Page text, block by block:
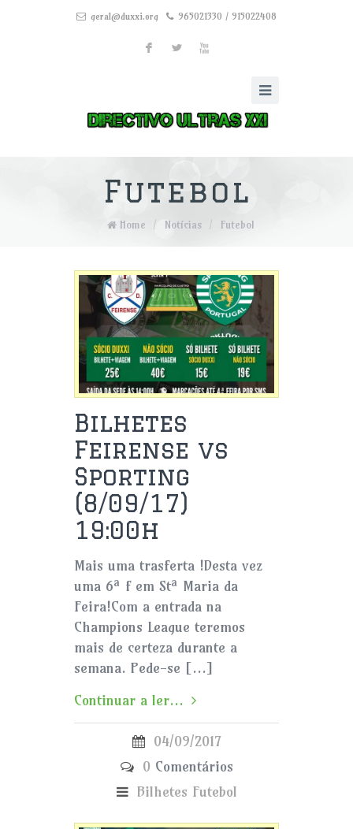
geral@duxxi.org 965021330 / 915022408
F L X
Futebol
Home / Notícias / Futebol
Bilhetes
Feirense vs
Sporting
(8/09/17)
19:00h
Mais uma trasferta !Desta vez
uma 6ª f em Stª Maria da
Feira!Com a entrada na
Champions League teremos
mais de certeza durante a
semana. Pede-se […]
Continuar a ler...
04/09/2017
0 Comentários
Bilhetes Futebol